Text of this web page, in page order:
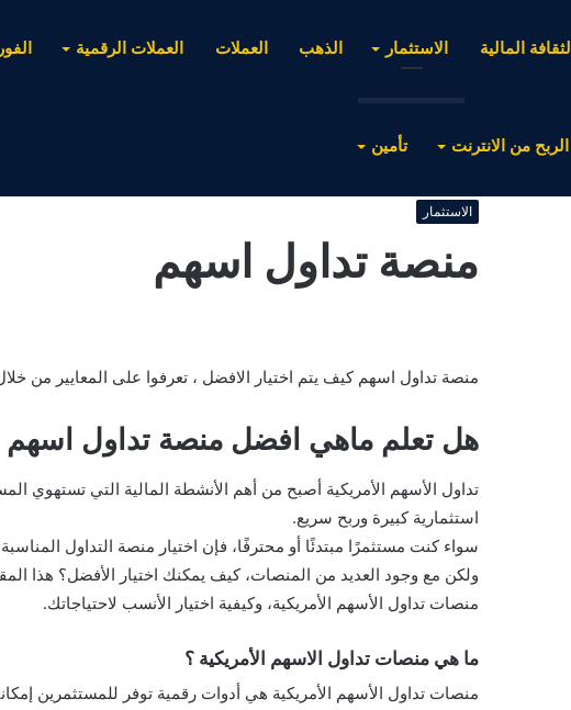
الثقافة المالية الاستثمار الذهب العملات العملات الرقمية
الربح من الانترنت تأمين
الاستثمار
منصة تداول اسهم
منصة تداول اسهم كيف يتم اختيار الافضل ، تعرفوا على المعايير من
هل تعلم ماهي افضل منصة تداول اسهم
تداول الأسهم الأمريكية أصبح من أهم الأنشطة المالية التي تستهوي
استثمارية كبيرة وربح سريع.
سواء كنت مستثمرًا مبتدئًا أو محترفًا، فإن اختيار منصة التداول
ولكن مع وجود العديد من المنصات، كيف يمكنك اختيار الأفضل؟ هذا
منصات تداول الأسهم الأمريكية، وكيفية اختيار الأنسب لاحتياجاتك.
ما هي منصات تداول الاسهم الأمريكية ؟
منصات تداول الأسهم الأمريكية هي أدوات رقمية توفر للمستثمرين